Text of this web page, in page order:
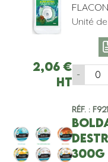
Unité
2,06€
HT
-
Réf. :
300G